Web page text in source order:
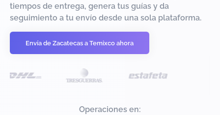
tiempos de entrega, genera tus guías y da
seguimiento a tu envío desde una sola plataforma.
Envía de Zacatecas a Temixco ahora
Operaciones en: